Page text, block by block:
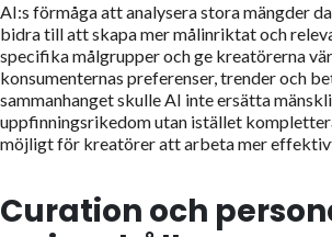
AI:s förmåga att analysera stora mängder
bidra till att skapa mer målinriktat och
specifika målgrupper och ge kreatörerna
konsumenternas preferenser, trender och
sammanhanget skulle AI inte ersätta
uppfinningsrikedom utan istället
möjligt för kreatörer att arbeta mer
Curation och